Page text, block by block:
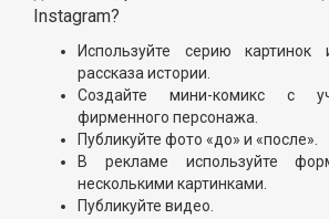
Instagram?
Используйте серию
рассказа истории.
Создайте мини-комикс с
фирменного персонажа.
Публикуйте фото «до» и «после».
В рекламе используйте
несколькими картинками.
Публикуйте видео.